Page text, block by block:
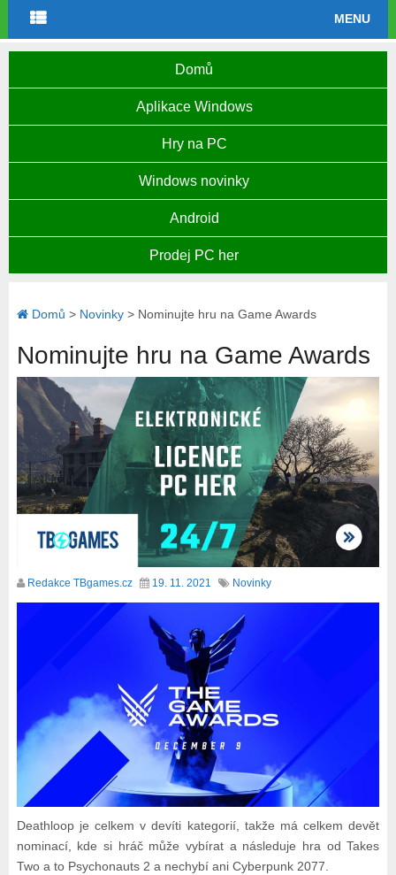
MENU
Domů
Aplikace Windows
Hry na PC
Windows novinky
Android
Prodej PC her
Domů > Novinky> Nominujte hru na Game Awards
Nominujte hru na Game Awards
Redakce TBgames.cz 19. 11. 2021 Novinky
Deathloop je celkem v devíti kategorií, takže má celkem devět
nominací, kde si hráč může vybírat a následuje hra od Takes
Two a to Psychonauts 2 a nechybí ani Cyberpunk 2077.